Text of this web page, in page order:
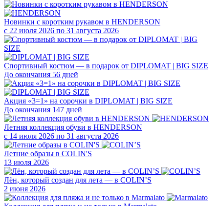
Новинки с коротким рукавом в HENDERSON
с 22 июля 2026 по 31 августа 2026
Спортивный костюм — в подарок от DIPLOMAT | BIG SIZE
До окончания 56 дней
Акция «3=1» на сорочки в DIPLOMAT | BIG SIZE
До окончания 147 дней
Летняя коллекция обуви в HENDERSON
с 14 июля 2026 по 31 августа 2026
Летние образы в COLIN'S
13 июля 2026
Лён, который создан для лета — в COLIN’S
2 июня 2026